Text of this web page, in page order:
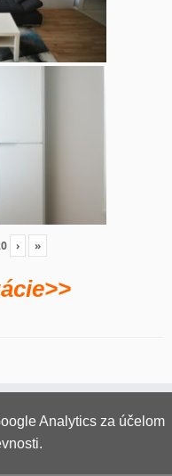
› »
Analytics za účelom